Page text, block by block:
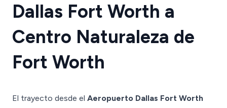
Dallas Fort Worth a
Centro Naturaleza de
Fort Worth
El trayecto desde el Aeropuerto Dallas Fort Worth